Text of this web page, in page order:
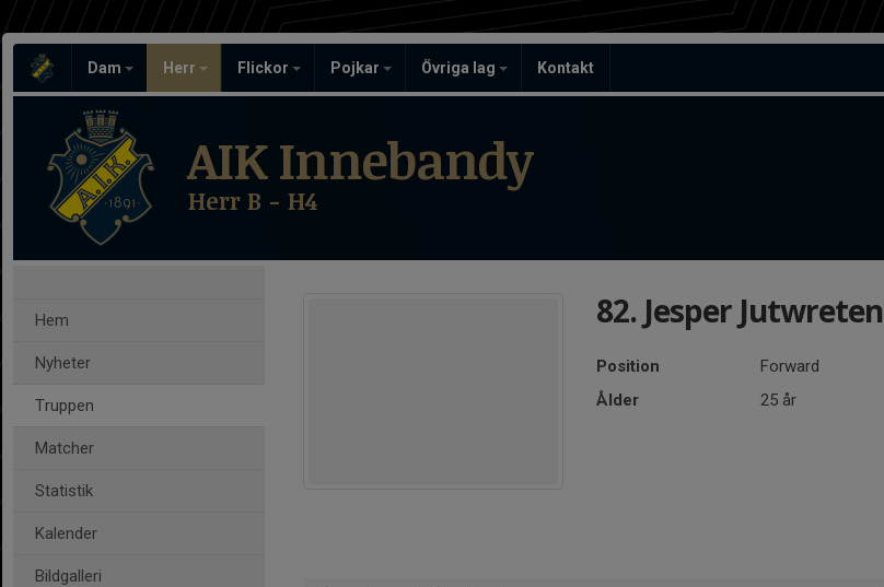
Dam Herr Flickor Pojkar Övriga lag Kontakt
AIK Innebandy
Herr B - H4
Hem
Nyheter
Truppen
Matcher
Statistik
Kalender
Bildgalleri
82. Jesper Jutwreten
Position
Forward
Ålder
25 år